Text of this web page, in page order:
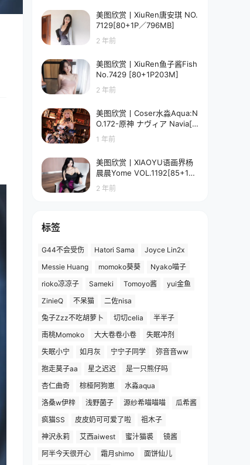
美图欣赏丨XiuRen唐安琪 NO.
7129[80+1P／796MB]
2 年前
美图欣赏丨XiuRen鱼子酱Fish
No.7429 [80+1P203M]
2 年前
美图欣赏丨Coser水淼Aqua:N
O.172-原神 ナヴィア Navia[5
8P-90.7M]
1 年前
美图欣赏丨XIAOYU语画界杨
晨晨Yome VOL.1192[85+1P
／673MB]
2 年前
标签
G44不会受伤 Hatori Sama
Joyce Lin2x
Messie Huang
momoko葵葵
Nyako喵子
rioko凉凉子
Sameki Tomoyo酱
yui金鱼
ZinieQ
不呆猫
二佐nisa
兔子Zzz不吃胡萝卜
切切celia
半半子
南桃Momoko
大大卷卷小卷
失眠冲剂
失眠小宁
如月灰 宁宁子同学
弥音音ww
抱走莫子aa
星之迟迟
是一只熊仔吗
杏仁曲奇
棕桠阿狗崽
水淼aqua
洛桑w伊梓
浅野菌子 源纱希喵喵喵
瓜希酱
疯猫SS
皮皮奶可可爱了啦
祖木子
神沢永莉
艾西aiwest 蜜汁猫裘
镜酱
阿半今天很开心
霜月shimo
面饼仙儿